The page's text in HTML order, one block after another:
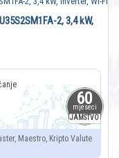
60
mjeseci
JAMSTVO
2, 3,4 kW,
Maestro, Kripto Valute